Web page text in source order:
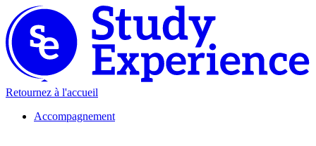
Retournez à l'accueil
Accompagnement